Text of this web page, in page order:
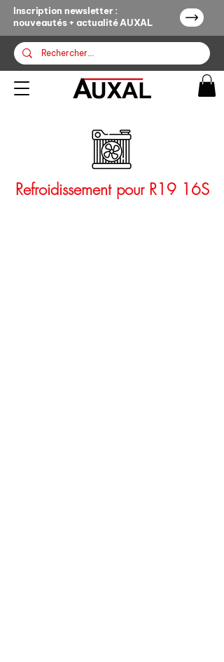
Inscription newsletter :
nouveautés + actualité AUXAL
Refroidissement pour R19 16S